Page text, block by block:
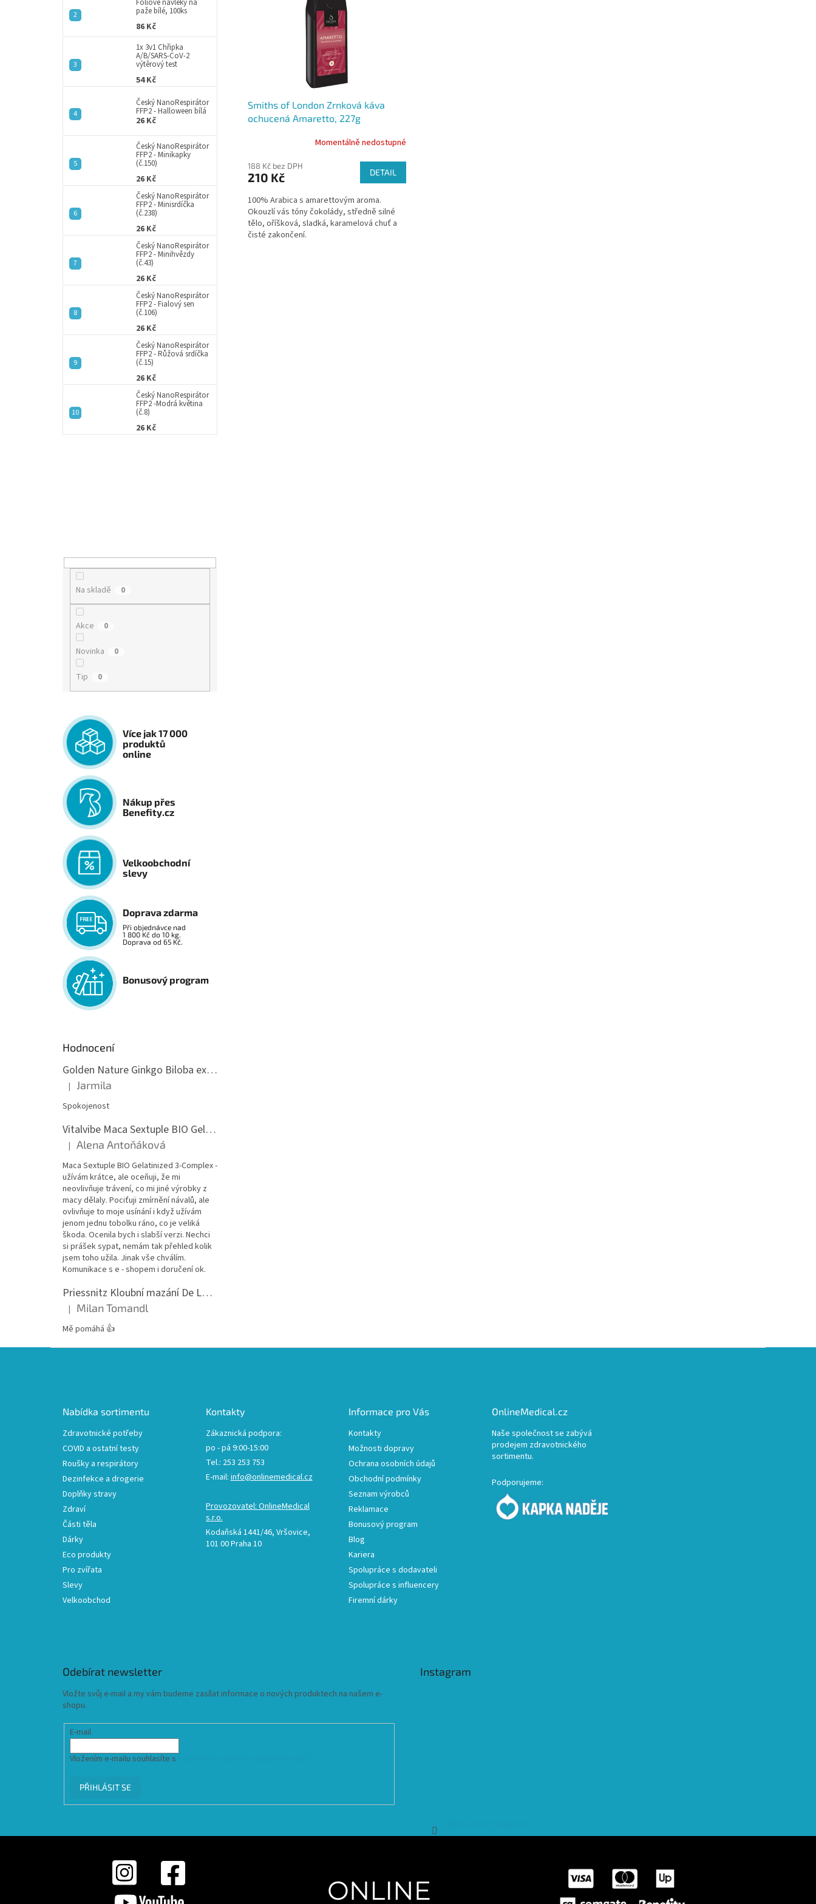
paže bílé, 100ks
86 Kč
1x 3v1 Chřipka
A/B/SARS-CoV-2
výtěrový test
54 Kč
Český NanoRespirátor
FFP2 - Halloween bílá
26 Kč
Český NanoRespirátor
FFP2 - Minikapky
(č.150)
26 Kč
Český NanoRespirátor
FFP2 - Minisrdíčka
(č.238)
26 Kč
Český NanoRespirátor
FFP2 - Minihvězdy
(č.43)
26 Kč
Český NanoRespirátor
FFP2 - Fialový sen
(č.106)
26 Kč
Český NanoRespirátor
FFP2 - Růžová srdíčka
(č.15)
26 Kč
Český NanoRespirátor
FFP2 -Modrá květina
(č.8)
26 Kč
Na skladě 0
Akce 0
Novinka 0
Tip 0
Více jak 17 000
produktů
online
Nákup přes
Benefity.cz
Velkoobchodní
slevy
Doprava zdarma
Při objednávce nad
1 800 Kč do 10 kg.
Doprava od 65 Kč.
Bonusový program
Hodnocení
Golden Nature Ginkgo Biloba extrakt 50:1 60mg, 100 kapslí
Hodnocení produktu je 5 z 5 hvězdiček.
| Jarmila
Spokojenost
Vitalvibe Maca Sextuple BIO Gelatinized 3-Complex, 60 kapslí
Hodnocení produktu je 5 z 5 hvězdiček.
| Alena Antoňáková
Maca Sextuple BIO Gelatinized 3-Complex -
užívám krátce, ale oceňuji, že mi
neovlivňuje trávení, co mi jiné výrobky z
macy dělaly. Pociťuji zmírnění návalů, ale
ovlivňuje to moje usínání i když užívám
jenom jednu tobolku ráno, co je veliká
škoda. Ocenila bych i slabší verzi. Nechci
si prášek sypat, nemám tak přehled kolik
jsem toho užila. Jinak vše chválím.
Komunikace s e - shopem i doručení ok.
Priessnitz Kloubní mazání De Luxe, 200ml
Hodnocení produktu je 5 z 5 hvězdiček.
| Milan Tomandl
Mě pomáhá 👍
Smiths of London Zrnková káva
ochucená Amaretto, 227g
Momentálně nedostupné
188 Kč bez DPH
210 Kč DETAIL
100% Arabica s amarettovým aroma.
Okouzlí vás tóny čokolády, středně silné
tělo, oříšková, sladká, karamelová chuť a
čisté zakončení.
Nabídka sortimentu
Zdravotnické potřeby
COVID a ostatní testy
Roušky a respirátory
Dezinfekce a drogerie
Doplňky stravy
Zdraví
Části těla
Dárky
Eco produkty
Pro zvířata
Slevy
Velkoobchod
Kontakty
Zákaznická podpora:
po - pá 9:00-15:00
Tel.: 253 253 753
E-mail: info@onlinemedical.cz
Provozovatel: OnlineMedical
s.r.o.
Kodaňská 1441/46, Vršovice,
101 00 Praha 10
Informace pro Vás
Kontakty
Možnosti dopravy
Ochrana osobních údajů
Obchodní podmínky
Seznam výrobců
Reklamace
Bonusový program
Blog
Kariera
Spolupráce s dodavateli
Spolupráce s influencery
Firemní dárky
OnlineMedical.cz
Naše společnost se zabývá
prodejem zdravotnického
sortimentu.
Podporujeme:
Odebírat newsletter
Vložte svůj e-mail a my vám budeme zasílat informace o nových produktech na našem e-
shopu.
E-mail
Vložením e-mailu souhlasíte s
PŘIHLÁSIT SE
Instagram